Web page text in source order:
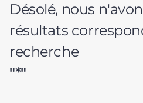
Désolé, nous
résultats
recherche
"*"